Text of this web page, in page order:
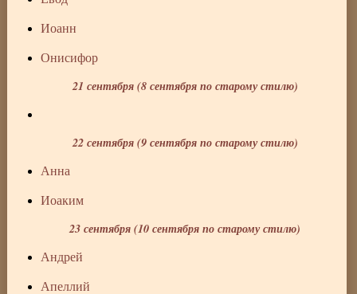
Иоанн
Онисифор
21 сентября (8 сентября по старому стилю)
22 сентября (9 сентября по старому стилю)
Анна
Иоаким
23 сентября (10 сентября по старому стилю)
Андрей
Апеллий